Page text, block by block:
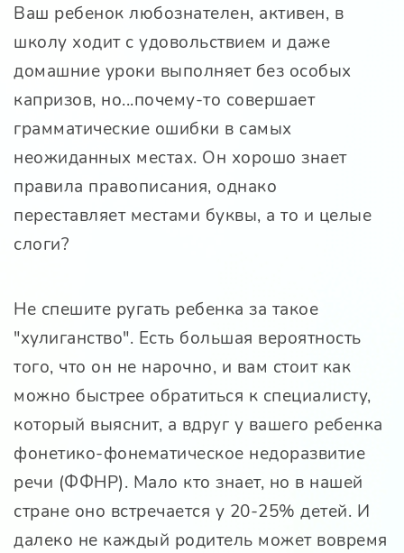
Ваш ребенок любознателен, активен, в
школу ходит с удовольствием и даже
домашние уроки выполняет без особых
капризов, но...почему-то совершает
грамматические ошибки в самых
неожиданных местах. Он хорошо знает
правила правописания, однако
переставляет местами буквы, а то и целые
слоги?
Не спешите ругать ребенка за такое
"хулиганство". Есть большая вероятность
того, что он не нарочно, и вам стоит как
можно быстрее обратиться к специалисту,
который выяснит, а вдруг у вашего ребенка
фонетико-фонематическое недоразвитие
речи (ФФНР). Мало кто знает, но в нашей
стране оно встречается у 20-25% детей. И
далеко не каждый родитель может вовремя